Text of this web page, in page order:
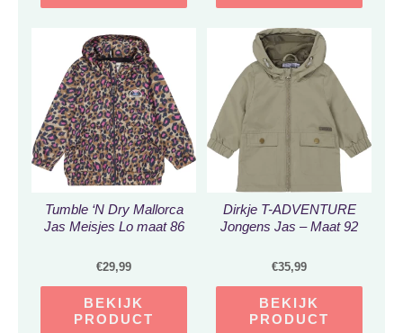
Tumble ‘N Dry Mallorca
Jas Meisjes Lo maat 86
€29,99
BEKIJK
PRODUCT
Dirkje T-ADVENTURE
Jongens Jas – Maat 92
€35,99
BEKIJK
PRODUCT